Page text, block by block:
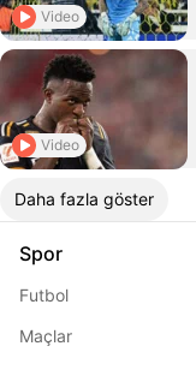
Video
Video
Daha fazla göster
Spor
Futbol
Maçlar